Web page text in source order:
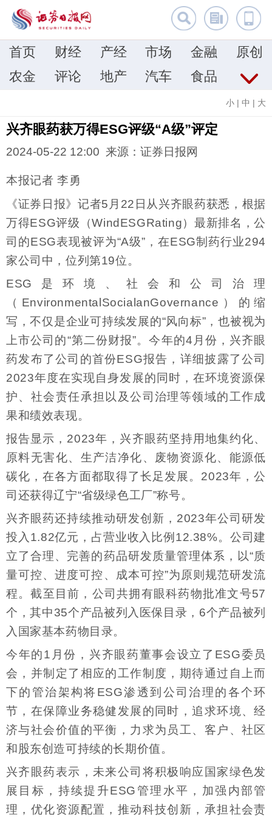
首页 财经 产经 市场 金融
原创
农金
评论 地产 汽车 食品
小 | 中 | 大
兴齐眼药获万得ESG评级“A级”评定
2024-05-22 12:00 来源：证券日报网
本报记者 李勇
《证券日报》记者5月22日从兴齐眼药获悉，根据
万得ESG评级（WindESGRating）最新排名，公
司的ESG表现被评为“A级”，在ESG制药行业294
家公司中，位列第19位。
ESG是环境、社会和公司治理
（EnvironmentalSocialanGovernance）的缩
写，不仅是企业可持续发展的“风向标”，也被视为
上市公司的“第二份财报”。今年的4月份，兴齐眼
药发布了公司的首份ESG报告，详细披露了公司
2023年度在实现自身发展的同时，在环境资源保
护、社会责任承担以及公司治理等领域的工作成
果和绩效表现。
报告显示，2023年，兴齐眼药坚持用地集约化、
原料无害化、生产洁净化、废物资源化、能源低
碳化，在各方面都取得了长足发展。2023年，公
司还获得辽宁“省级绿色工厂”称号。
兴齐眼药还持续推动研发创新，2023年公司研发
投入1.82亿元，占营业收入比例12.38%。公司建
立了合理、完善的药品研发质量管理体系，以“质
量可控、进度可控、成本可控”为原则规范研发流
程。截至目前，公司共拥有眼科药物批准文号57
个，其中35个产品被列入医保目录，6个产品被列
入国家基本药物目录。
今年的1月份，兴齐眼药董事会设立了ESG委员
会，并制定了相应的工作制度，期待通过自上而
下的管治架构将ESG渗透到公司治理的各个环
节，在保障业务稳健发展的同时，追求环境、经
济与社会价值的平衡，力求为员工、客户、社区
和股东创造可持续的长期价值。
兴齐眼药表示，未来公司将积极响应国家绿色发
展目标，持续提升ESG管理水平，加强内部管
理，优化资源配置，推动科技创新，承担社会责